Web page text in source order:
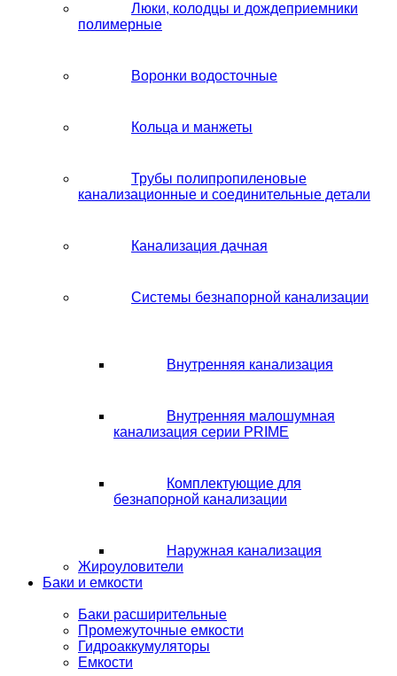
Люки, колодцы и дождеприемники
полимерные
Воронки водосточные
Кольца и манжеты
Трубы полипропиленовые
канализационные и соединительные детали
Канализация дачная
Системы безнапорной канализации
Внутренняя канализация
Внутренняя малошумная
канализация серии PRIME
Комплектующие для
безнапорной канализации
Наружная канализация
Жироуловители
Баки и емкости
Баки расширительные
Промежуточные емкости
Гидроаккумуляторы
Емкости